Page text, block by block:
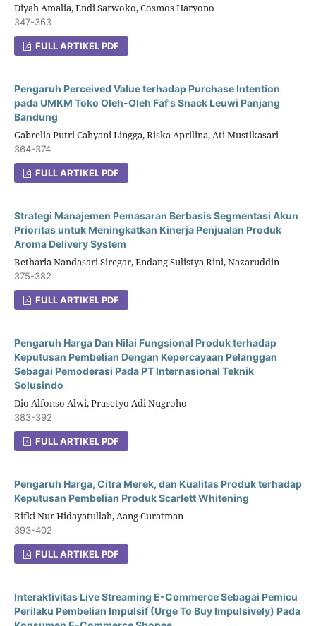
Diyah Amalia, Endi Sarwoko, Cosmos Haryono
347-363
FULL ARTIKEL PDF
Pengaruh Perceived Value terhadap Purchase Intention
pada UMKM Toko Oleh-Oleh Faf's Snack Leuwi Panjang
Bandung
Gabrelia Putri Cahyani Lingga, Riska Aprilina, Ati Mustikasari
364-374
FULL ARTIKEL PDF
Strategi Manajemen Pemasaran Berbasis Segmentasi Akun
Prioritas untuk Meningkatkan Kinerja Penjualan Produk
Aroma Delivery System
Betharia Nandasari Siregar, Endang Sulistya Rini, Nazaruddin
375-382
FULL ARTIKEL PDF
Pengaruh Harga Dan Nilai Fungsional Produk terhadap
Keputusan Pembelian Dengan Kepercayaan Pelanggan
Sebagai Pemoderasi Pada PT Internasional Teknik
Solusindo
Dio Alfonso Alwi, Prasetyo Adi Nugroho
383-392
FULL ARTIKEL PDF
Pengaruh Harga, Citra Merek, dan Kualitas Produk terhadap
Keputusan Pembelian Produk Scarlett Whitening
Rifki Nur Hidayatullah, Aang Curatman
393-402
FULL ARTIKEL PDF
Interaktivitas Live Streaming E-Commerce Sebagai Pemicu
Perilaku Pembelian Impulsif (Urge To Buy Impulsively) Pada